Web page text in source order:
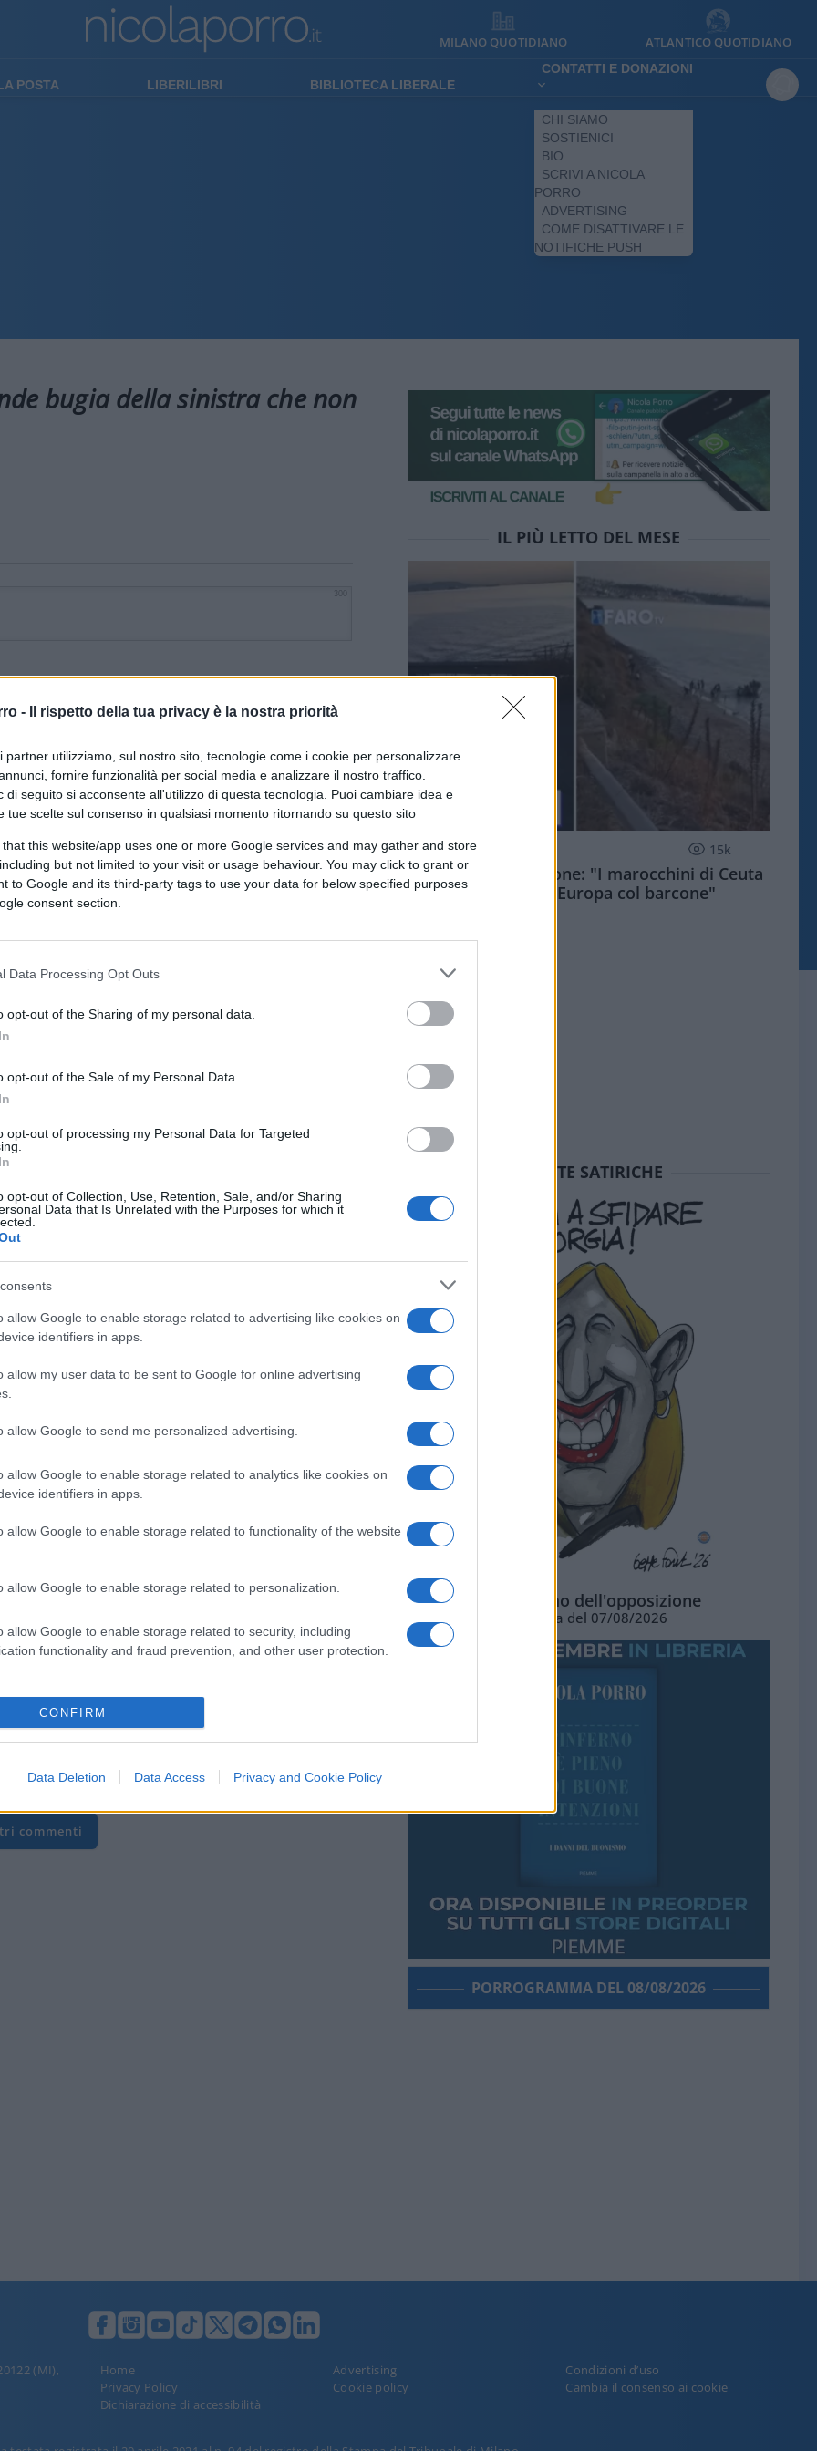
- Il rispetto della tua privacy è la nostra priorità
partner utilizziamo, sul nostro sito, tecnologie come i cookie per personalizzare
fornire funzionalità per social media e analizzare il nostro traffico.
di seguito si acconsente all'utilizzo di questa tecnologia. Puoi cambiare idea e
tue scelte sul consenso in qualsiasi momento ritornando su questo sito
that this website/app uses one or more Google services and may gather and store
but not limited to your visit or usage behaviour. You may click to grant or
to Google and its third-party tags to use your data for below specified purposes
consent section.
Data Processing Opt Outs
opt-out of the Sharing of my personal data.
opt-out of the Sale of my Personal Data.
opt-out of processing my Personal Data for Targeted
opt-out of Collection, Use, Retention, Sale, and/or Sharing
Data that Is Unrelated with the Purposes for which it
allow Google to enable storage related to advertising like cookies on
identifiers in apps.
allow my user data to be sent to Google for online advertising
allow Google to send me personalized advertising.
allow Google to enable storage related to analytics like cookies on
identifiers in apps.
allow Google to enable storage related to functionality of the website
allow Google to enable storage related to personalization.
allow Google to enable storage related to security, including
functionality and fraud prevention, and other user protection.
CONFIRM
Data Deletion Data Access Privacy and Cookie Policy
MILANO QUOTIDIANO ATLANTICO QUOTIDIANO
POSTA LIBERILIBRI BIBLIOTECA LIBERALE
CONTATTI E DONAZIONI
CHI SIAMO
SOSTIENICI
BIO
SCRIVI A NICOLA
PORRO
ADVERTISING
COME DISATTIVARE LE
NOTIFICHE PUSH
bugia della sinistra che non
il triste caso di Sabella. Non dico altro.
libreria Feltrinelli di porte di Roma , reparto
fornita senza distinzioni di colori e parti .. ho
!:)
mai”.Porro,scrivi ovviamente ke te pare eh,ma mo
, solita,ripetitiva e soprattutto vittimistica
nuova nascente cultura”de
a Roma. Non vedo l’ora di keggerlo
al potere e lo elargiscono a loro uso e consumo…
di leggerlo!
commenti
IL PIÙ LETTO DEL MESE
ESTERI 15k
Meloni aveva ragione: "I marocchini di Ceuta
sbarcano in Europa col barcone"
SEDUTE SATIRICHE
L'ottimismo dell'opposizione
Vignetta del 07/08/2026
PORROGRAMMA DEL 08/08/2026
(MI),
Home Advertising
Condizioni d’uso
Privacy Policy
Cookie policy
Cambia il consenso ai cookie
Dichiarazione di accessibilità